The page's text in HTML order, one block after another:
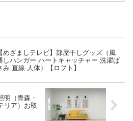
【めざましテレビ】部屋干しグッズ（風
しハンガー ハートキャッチャー 洗濯ば
み 直線 人体）【ロフト】
明（青森・
リア）お取